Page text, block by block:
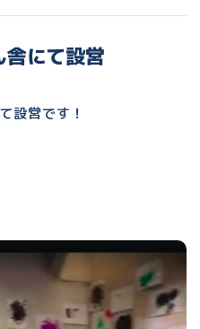
舎にて設営
設営です！